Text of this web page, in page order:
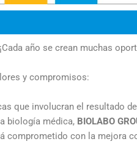
año se crean muchas
y compromisos:
que involucran el resultado
biología médica, BIOLABO
comprometido con la mejora